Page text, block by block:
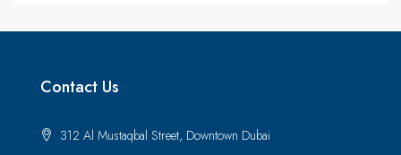
Contact Us
312 Al Mustaqbal Street, Downtown Dubai